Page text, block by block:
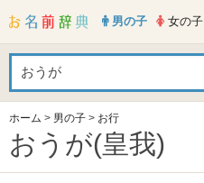
男の子 女の子
ホーム > 男の子 > お行
おうが(皇我)